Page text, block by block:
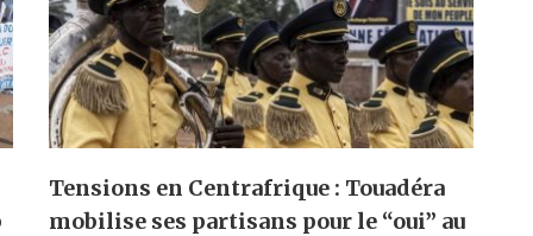
Tensions en Centrafrique : Touadéra
mobilise ses partisans pour le “oui” au